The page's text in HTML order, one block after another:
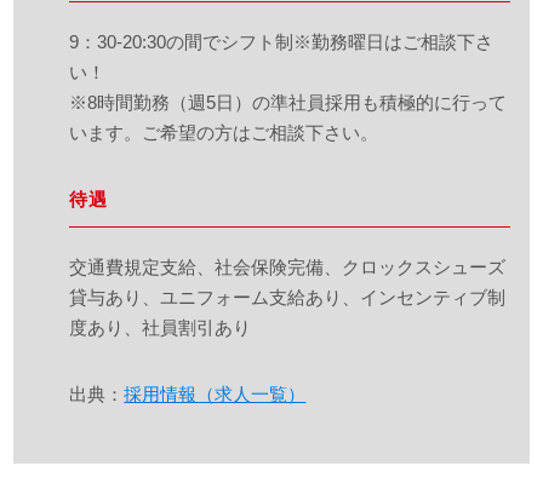
9：30-20:30の間でシフト制※勤務曜日はご相談下さ
い！
※8時間勤務（週5日）の準社員採用も積極的に行って
います。ご希望の方はご相談下さい。
待遇
交通費規定支給、社会保険完備、クロックスシューズ
貸与あり、ユニフォーム支給あり、インセンティブ制
度あり、社員割引あり
出典：採用情報（求人一覧）